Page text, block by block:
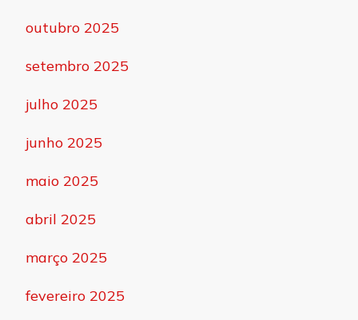
outubro 2025
setembro 2025
julho 2025
junho 2025
maio 2025
abril 2025
março 2025
fevereiro 2025